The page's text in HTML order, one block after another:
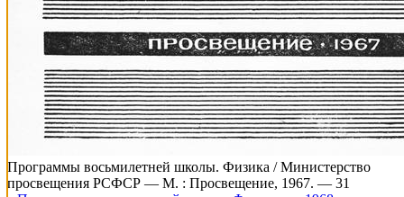
Программы восьмилетней школы. Физика / Министерство
просвещения РСФСР — М. : Просвещение, 1967. — 31